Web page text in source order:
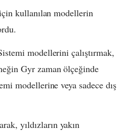
kullanılan modellerin
modellerini çalıştırmak,
Gyr zaman ölçeğinde
modellerine veya sadece dış
yıldızların yakın